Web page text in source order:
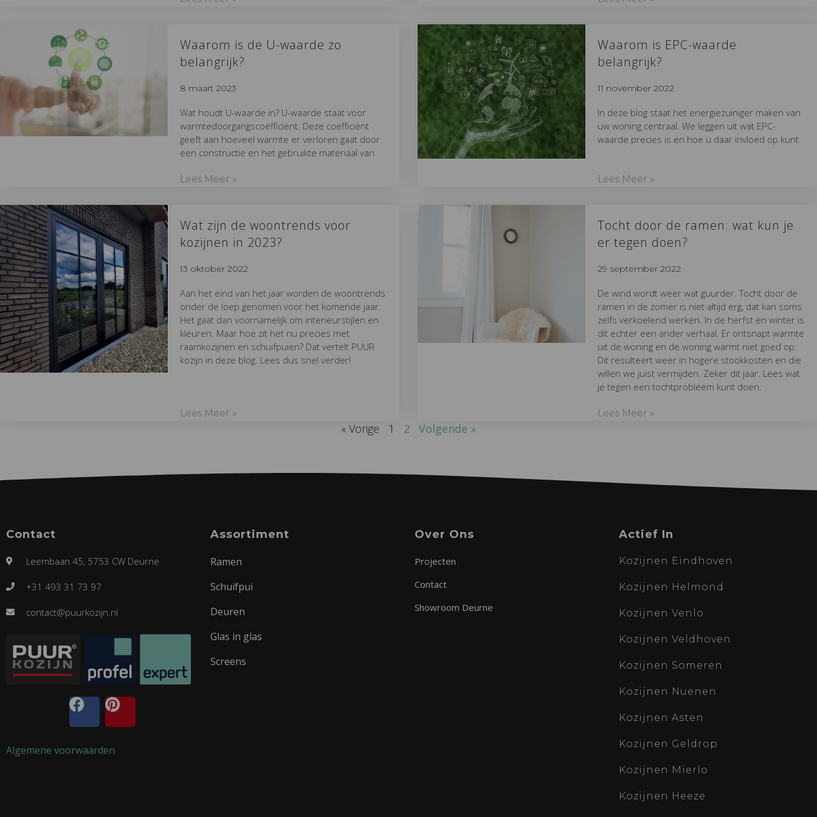
Waarom is de U-waarde zo
belangrijk?
8 maart 2023
Wat houdt U-waarde in? U-waarde staat voor
warmtedoorgangscoëfficiënt. Deze coëfficiënt
geeft aan hoeveel warmte er verloren gaat door
een constructie en het gebruikte materiaal van
Lees Meer »
Waarom is EPC-waarde
belangrijk?
11 november 2022
In deze blog staat het energiezuiniger maken van
uw woning centraal. We leggen uit wat EPC-
waarde precies is en hoe u daar invloed op kunt
Lees Meer »
Wat zijn de woontrends voor
kozijnen in 2023?
13 oktober 2022
Aan het eind van het jaar worden de woontrends
onder de loep genomen voor het komende jaar.
Het gaat dan voornamelijk om interieurstijlen en
kleuren. Maar hoe zit het nu precies met
raamkozijnen en schuifpuien? Dat vertelt PUUR
kozijn in deze blog. Lees dus snel verder!
Lees Meer »
Tocht door de ramen: wat kun je
er tegen doen?
29 september 2022
De wind wordt weer wat guurder. Tocht door de
ramen in de zomer is niet altijd erg, dat kan soms
zelfs verkoelend werken. In de herfst en winter is
dit echter een ander verhaal. Er ontsnapt warmte
uit de woning en de woning warmt niet goed op.
Dit resulteert weer in hogere stookkosten en die
willen we juist vermijden. Zeker dit jaar. Lees wat
je tegen een tochtprobleem kunt doen.
Lees Meer »
« Vorige 1 2 Volgende »
Contact
Leembaan 45, 5753 CW Deurne
+31 493 31 73 97
contact@puurkozijn.nl
Algemene voorwaarden
Assortiment
Ramen
Schuifpui
Deuren
Glas in glas
Screens
Over Ons
Projecten
Contact
Showroom Deurne
Actief In
Kozijnen Eindhoven
Kozijnen Helmond
Kozijnen Venlo
Kozijnen Veldhoven
Kozijnen Someren
Kozijnen Nuenen
Kozijnen Asten
Kozijnen Geldrop
Kozijnen Mierlo
Kozijnen Heeze